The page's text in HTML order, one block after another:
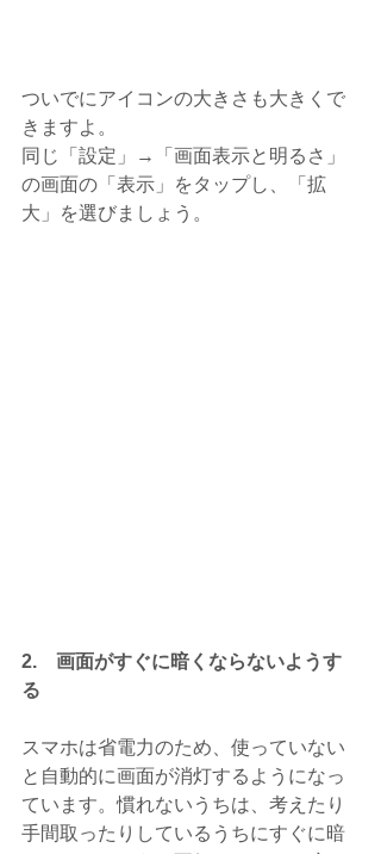
ついでにアイコンの大きさも大きくで
きますよ。
同じ「設定」→「画面表示と明るさ」
の画面の「表示」をタップし、「拡
大」を選びましょう。
2.　画面がすぐに暗くならないようす
る
スマホは省電力のため、使っていない
と自動的に画面が消灯するようになっ
ています。慣れないうちは、考えたり
手間取ったりしているうちにすぐに暗